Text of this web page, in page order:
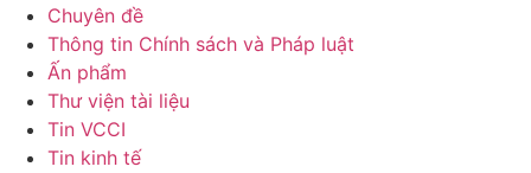
Chuyên đề
Thông tin Chính sách và Pháp luật
Ấn phẩm
Thư viện tài liệu
Tin VCCI
Tin kinh tế